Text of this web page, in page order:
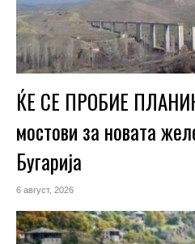
ЌЕ СЕ ПРОБИЕ
мостови за новата
Бугарија
6 август, 2026